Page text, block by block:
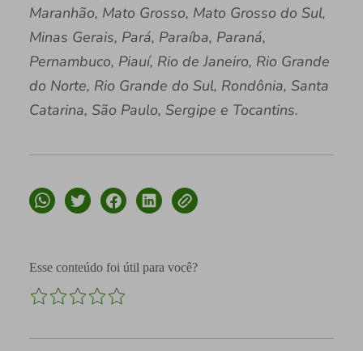
Maranhão, Mato Grosso, Mato Grosso do Sul,
Minas Gerais, Pará, Paraíba, Paraná,
Pernambuco, Piauí, Rio de Janeiro, Rio Grande
do Norte, Rio Grande do Sul, Rondônia, Santa
Catarina, São Paulo, Sergipe e Tocantins.
Esse conteúdo foi útil para você?